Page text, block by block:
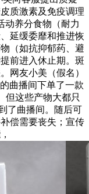
质激素及免疫调理
动养分食物（耐力
延缓委靡和推进恢
（如抗抑郁药、避
前进入休止期。斑
网友小美（假名）
曲播间下单了一款
但这些产物大都只
了曲播间。随后可
偿需要丧失；宣传